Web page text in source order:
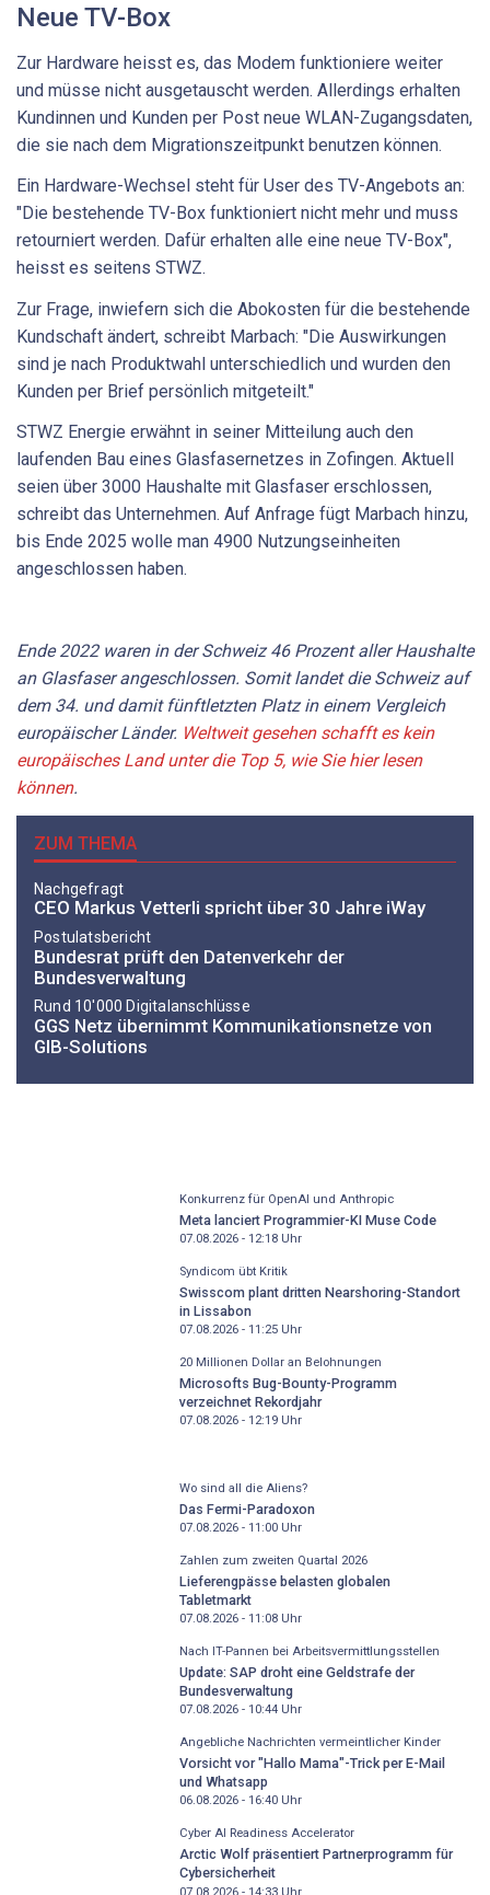
Neue TV-Box
Zur Hardware heisst es, das Modem funktioniere weiter
und müsse nicht ausgetauscht werden. Allerdings erhalten
Kundinnen und Kunden per Post neue WLAN-Zugangsdaten,
die sie nach dem Migrationszeitpunkt benutzen können.
Ein Hardware-Wechsel steht für User des TV-Angebots an:
"Die bestehende TV-Box funktioniert nicht mehr und muss
retourniert werden. Dafür erhalten alle eine neue TV-Box",
heisst es seitens STWZ.
Zur Frage, inwiefern sich die Abokosten für die bestehende
Kundschaft ändert, schreibt Marbach: "Die Auswirkungen
sind je nach Produktwahl unterschiedlich und wurden den
Kunden per Brief persönlich mitgeteilt."
STWZ Energie erwähnt in seiner Mitteilung auch den
laufenden Bau eines Glasfasernetzes in Zofingen. Aktuell
seien über 3000 Haushalte mit Glasfaser erschlossen,
schreibt das Unternehmen. Auf Anfrage fügt Marbach hinzu,
bis Ende 2025 wolle man 4900 Nutzungseinheiten
angeschlossen haben.
Ende 2022 waren in der Schweiz 46 Prozent aller Haushalte
an Glasfaser angeschlossen. Somit landet die Schweiz auf
dem 34. und damit fünftletzten Platz in einem Vergleich
europäischer Länder. Weltweit gesehen schafft es kein
europäisches Land unter die Top 5, wie Sie hier lesen
können.
ZUM THEMA
Nachgefragt
CEO Markus Vetterli spricht über 30 Jahre iWay
Postulatsbericht
Bundesrat prüft den Datenverkehr der
Bundesverwaltung
Rund 10'000 Digitalanschlüsse
GGS Netz übernimmt Kommunikationsnetze von
GIB-Solutions
Konkurrenz für OpenAI und Anthropic
Meta lanciert Programmier-KI Muse Code
07.08.2026 - 12:18Uhr
Syndicom übt Kritik
Swisscom plant dritten Nearshoring-Standort
in Lissabon
07.08.2026 - 11:25Uhr
20 Millionen Dollar an Belohnungen
Microsofts Bug-Bounty-Programm
verzeichnet Rekordjahr
07.08.2026 - 12:19Uhr
Wo sind all die Aliens?
Das Fermi-Paradoxon
07.08.2026 - 11:00Uhr
Zahlen zum zweiten Quartal 2026
Lieferengpässe belasten globalen
Tabletmarkt
07.08.2026 - 11:08Uhr
Nach IT-Pannen bei Arbeitsvermittlungsstellen
Update: SAP droht eine Geldstrafe der
Bundesverwaltung
07.08.2026 - 10:44Uhr
Angebliche Nachrichten vermeintlicher Kinder
Vorsicht vor "Hallo Mama"-Trick per E-Mail
und Whatsapp
06.08.2026 - 16:40Uhr
Cyber AI Readiness Accelerator
Arctic Wolf präsentiert Partnerprogramm für
Cybersicherheit
07.08.2026 - 14:33Uhr